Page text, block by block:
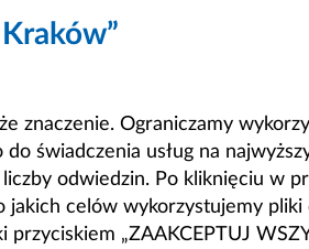
znaczenie. Ograniczamy
świadczenia usług na
odwiedzin. Po kliknięciu w
jakich celów wykorzystujemy pliki
„ZAAKCEPTUJ